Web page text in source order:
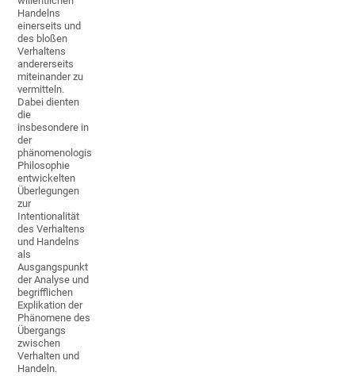
Handelns
einerseits und
des bloßen
Verhaltens
andererseits
miteinander zu
vermitteln.
Dabei dienten
die
insbesondere in
der
phänomenologischen
Philosophie
entwickelten
Überlegungen
zur
Intentionalität
des Verhaltens
und Handelns
als
Ausgangspunkt
der Analyse und
begrifflichen
Explikation der
Phänomene des
Übergangs
zwischen
Verhalten und
Handeln.